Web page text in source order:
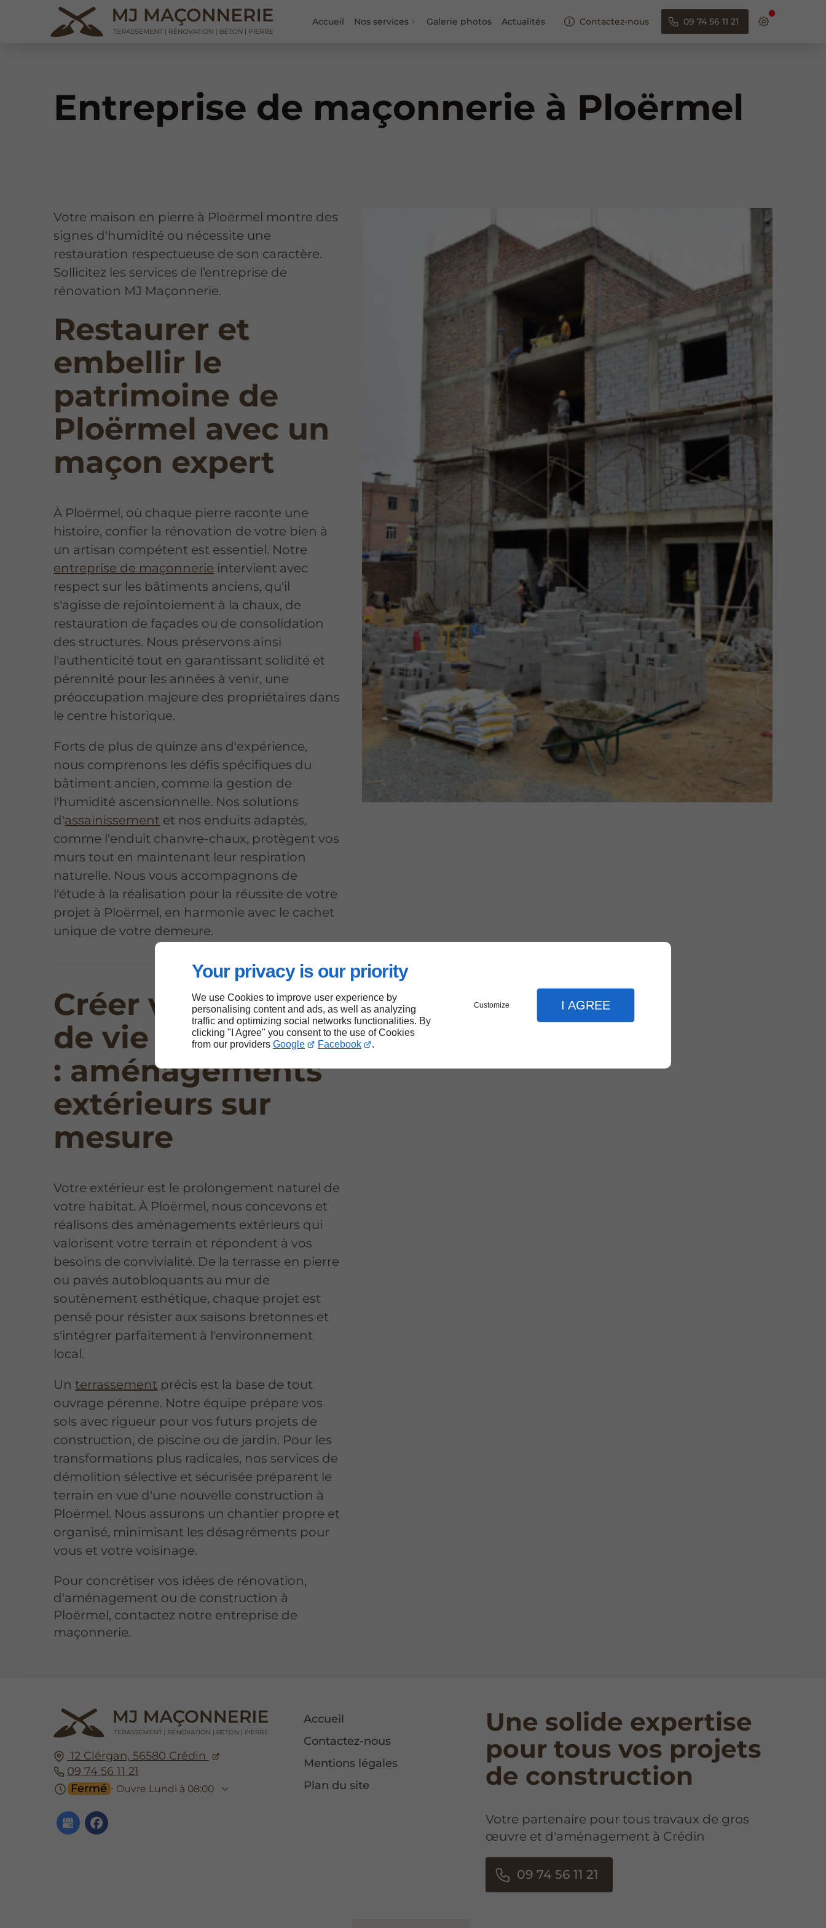
Your privacy is our priority
We use Cookies to improve user experience by
personalising content and ads, as well as analyzing
traffic and optimizing social networks functionalities. By
clicking "I Agree" you consent to the use of Cookies
from our providers Google Facebook .
Customize I AGREE
Accueil Nos services Galerie photos Actualités Contactez-nous 09 74 56 11 21
Entreprise de maçonnerie à Ploërmel
Votre maison en pierre à Ploërmel montre des
signes d'humidité ou nécessite une
restauration respectueuse de son caractère.
Sollicitez les services de l’entreprise de
rénovation MJ Maçonnerie.
Restaurer et
embellir le
patrimoine de
Ploërmel avec un
maçon expert
À Ploërmel, où chaque pierre raconte une
histoire, confier la rénovation de votre bien à
un artisan compétent est essentiel. Notre
entreprise de maçonnerie intervient avec
respect sur les bâtiments anciens, qu'il
s'agisse de rejointoiement à la chaux, de
restauration de façades ou de consolidation
des structures. Nous préservons ainsi
l'authenticité tout en garantissant solidité et
pérennité pour les années à venir, une
préoccupation majeure des propriétaires dans
le centre historique.
Forts de plus de quinze ans d'expérience,
nous comprenons les défis spécifiques du
bâtiment ancien, comme la gestion de
l'humidité ascensionnelle. Nos solutions
d'assainissement et nos enduits adaptés,
comme l'enduit chanvre-chaux, protègent vos
murs tout en maintenant leur respiration
naturelle. Nous vous accompagnons de
l'étude à la réalisation pour la réussite de votre
projet à Ploërmel, en harmonie avec le cachet
unique de votre demeure.
Créer votre écrin
de vie à Ploërmel
: aménagements
extérieurs sur
mesure
Votre extérieur est le prolongement naturel de
votre habitat. À Ploërmel, nous concevons et
réalisons des aménagements extérieurs qui
valorisent votre terrain et répondent à vos
besoins de convivialité. De la terrasse en pierre
ou pavés autobloquants au mur de
soutènement esthétique, chaque projet est
pensé pour résister aux saisons bretonnes et
s'intégrer parfaitement à l'environnement
local.
Unterrassement précis est la base de tout
ouvrage pérenne. Notre équipe prépare vos
sols avec rigueur pour vos futurs projets de
construction, de piscine ou de jardin. Pour les
transformations plus radicales, nos services de
démolition sélective et sécurisée préparent le
terrain en vue d'une nouvelle construction à
Ploërmel. Nous assurons un chantier propre et
organisé, minimisant les désagréments pour
vous et votre voisinage.
Pour concrétiser vos idées de rénovation,
d'aménagement ou de construction à
Ploërmel, contactez notre entreprise de
maçonnerie.
12 Clérgan, 56580 Crédin
09 74 56 11 21
Fermé ⋅ Ouvre Lundi à 08:00
Accueil
Contactez-nous
Mentions légales
Plan du site
Une solide expertise
pour tous vos projets
de construction
Votre partenaire pour tous travaux de gros
œuvre et d'aménagement à Crédin
09 74 56 11 21